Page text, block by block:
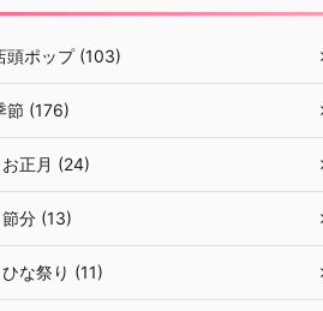
頭ポップ (103)
節 (176)
お正月 (24)
節分 (13)
ひな祭り (11)